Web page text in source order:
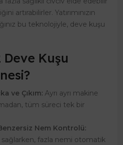
artırabilirler. Yatırımınızın
bu teknolojiyle, deve kuşu
Deve Kuşu
ve Çıkım: Ayrı ayrı makine
tüm süreci tek bir
Nem Kontrolü:
sağlarken, fazla nemi otomatik